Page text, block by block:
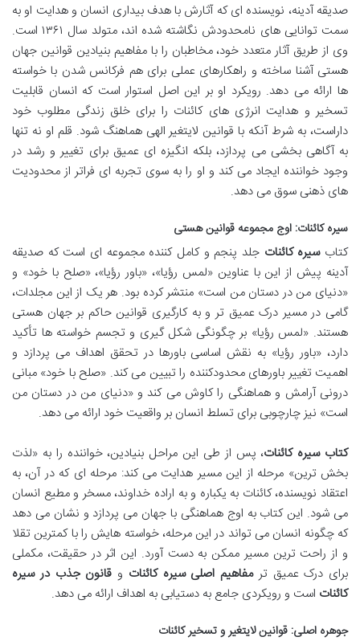
صدیقه آدینه، نویسنده ای که آثارش با هدف بیداری انسان و هدایت او به
سمت توانایی های نامحدودش نگاشته شده اند، متولد سال ۱۳۶۱ است.
وی از طریق آثار متعدد خود، مخاطبان را با مفاهیم بنیادین قوانین جهان
هستی آشنا ساخته و راهکارهای عملی برای هم فرکانس شدن با خواسته
ها ارائه می دهد. رویکرد او بر این اصل استوار است که انسان قابلیت
تسخیر و هدایت انرژی های کائنات را برای خلق زندگی مطلوب خود
داراست، به شرط آنکه با قوانین لایتغیر الهی هماهنگ شود. قلم او نه تنها
به آگاهی بخشی می پردازد، بلکه انگیزه ای عمیق برای تغییر و رشد در
وجود خواننده ایجاد می کند و او را به سوی تجربه ای فراتر از محدودیت
های ذهنی سوق می دهد.
سیره کائنات: اوج مجموعه قوانین هستی
کتابسیره کائنات جلد پنجم و کامل کننده مجموعه ای است که صدیقه
آدینه پیش از این با عناوین «لمس رؤیا»، «باور رؤیا»، «صلح با خود» و
«دنیای من در دستان من است» منتشر کرده بود. هر یک از این مجلدات،
گامی در مسیر درک عمیق تر و به کارگیری قوانین حاکم بر جهان هستی
هستند. «لمس رؤیا» بر چگونگی شکل گیری و تجسم خواسته ها تأکید
دارد، «باور رؤیا» به نقش اساسی باورها در تحقق اهداف می پردازد و
اهمیت تغییر باورهای محدودکننده را تبیین می کند. «صلح با خود» مبانی
درونی آرامش و هماهنگی را کاوش می کند و «دنیای من در دستان من
است» نیز چارچوبی برای تسلط انسان بر واقعیت خود ارائه می دهد.
کتاب سیره کائنات، پس از طی این مراحل بنیادین، خواننده را به «لذت
بخش ترین» مرحله از این مسیر هدایت می کند: مرحله ای که در آن، به
اعتقاد نویسنده، کائنات به یکباره و به اراده خداوند، مسخر و مطیع انسان
می شود. این کتاب به اوج هماهنگی با جهان می پردازد و نشان می دهد
که چگونه انسان می تواند در این مرحله، خواسته هایش را با کمترین تقلا
و از راحت ترین مسیر ممکن به دست آورد. این اثر در حقیقت، مکملی
برای درک عمیق ترمفاهیم اصلی سیره کائنات و قانون جذب در سیره
کائنات است و رویکردی جامع به دستیابی به اهداف ارائه می دهد.
جوهره اصلی: قوانین لایتغیر و تسخیر کائنات